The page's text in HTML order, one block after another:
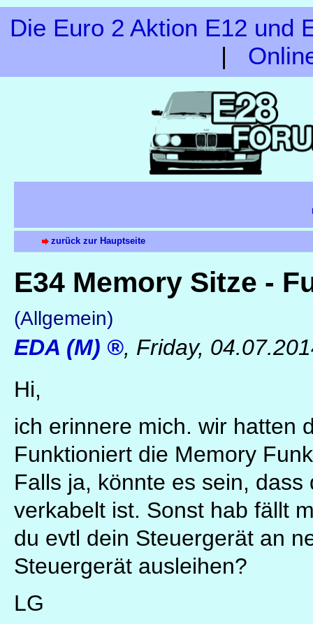
Die Euro 2 Aktion E12 und
|
zurück zur Hauptseite
E34 Memory Sitze -
(Allgemein)
EDA (M) , Friday,
Hi,
ich erinnere mich. wir hatten
Funktioniert die Memory
Falls ja, könnte es sein,
verkabelt ist. Sonst hab fällt
du evtl dein Steuergerät an
Steuergerät ausleihen?
LG